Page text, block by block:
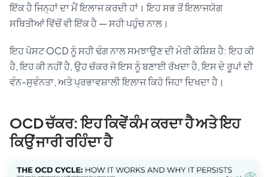
ਇੱਕ ਹੈ ਜਿਨ੍ਹਾਂ ਦਾ ਮੈਂ ਇਲਾਜ ਕਰਦੀ ਹਾਂ। ਇਹ ਸਭ ਤੋਂ ਇਲਾਜਯੋਗ
ਸਥਿਤੀਆਂ ਵਿੱਚੋਂ ਵੀ ਇੱਕ ਹੈ — ਸਹੀ ਪਹੁੰਚ ਨਾਲ।
ਇਹ ਪੋਸਟ OCD ਨੂੰ ਸਹੀ ਢੰਗ ਨਾਲ ਸਮਝਾਉਣ ਦੀ ਮੇਰੀ ਕੋਸ਼ਿਸ਼ ਹੈ: ਇਹ ਕੀ
ਹੈ, ਇਹ ਕੀ ਨਹੀਂ ਹੈ, ਉਹ ਚੱਕਰ ਜੋ ਇਸ ਨੂੰ ਬਣਾਈ ਰੱਖਦਾ ਹੈ, ਇਸ ਦੇ ਰੂਪਾਂ ਦੀ
ਵੰਨ-ਸੁਵੰਨਤਾ, ਅਤੇ ਪ੍ਰਭਾਵਸ਼ਾਲੀ ਇਲਾਜ ਕਿਹੋ ਜਿਹਾ ਦਿਖਦਾ ਹੈ।
OCD ਚੱਕਰ: ਇਹ ਕਿਵੇਂ ਕੰਮ ਕਰਦਾ ਹੈ ਅਤੇ ਇਹ
ਕਿਉਂ ਜਾਰੀ ਰਹਿੰਦਾ ਹੈ